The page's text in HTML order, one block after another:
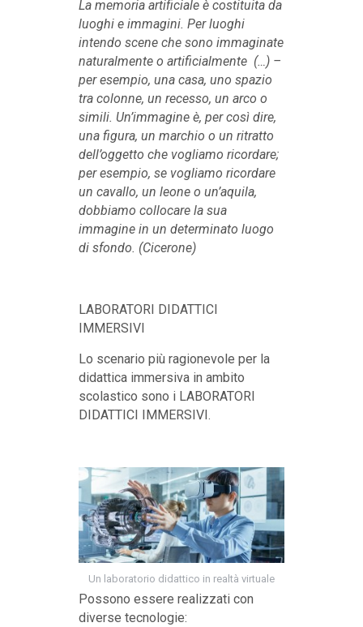
La memoria artificiale è costituita da
luoghi e immagini. Per luoghi
intendo scene che sono immaginate
naturalmente o artificialmente (…) –
per esempio, una casa, uno spazio
tra colonne, un recesso, un arco o
simili. Un’immagine è, per così dire,
una figura, un marchio o un ritratto
dell’oggetto che vogliamo ricordare;
per esempio, se vogliamo ricordare
un cavallo, un leone o un’aquila,
dobbiamo collocare la sua
immagine in un determinato luogo
di sfondo. (Cicerone)
LABORATORI DIDATTICI
IMMERSIVI
Lo scenario più ragionevole per la
didattica immersiva in ambito
scolastico sono i LABORATORI
DIDATTICI IMMERSIVI.
Un laboratorio didattico in realtà virtuale
Possono essere realizzati con
diverse tecnologie: